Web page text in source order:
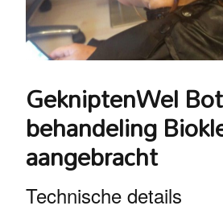
GekniptenWel
behandeling
aangebracht
Technische details